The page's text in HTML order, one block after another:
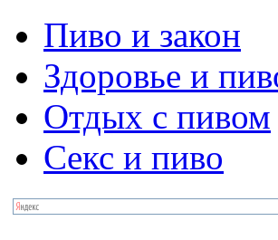
Пиво и закон
Здоровье и
Отдых с пивом
Секс и пиво